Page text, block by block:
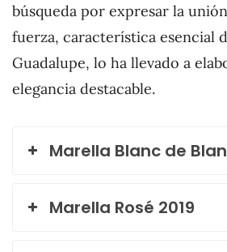
búsqueda por expresar la
fuerza, característica esencial
Guadalupe, lo ha llevado a
elegancia destacable.
Marella Blanc de
Marella Rosé 2019